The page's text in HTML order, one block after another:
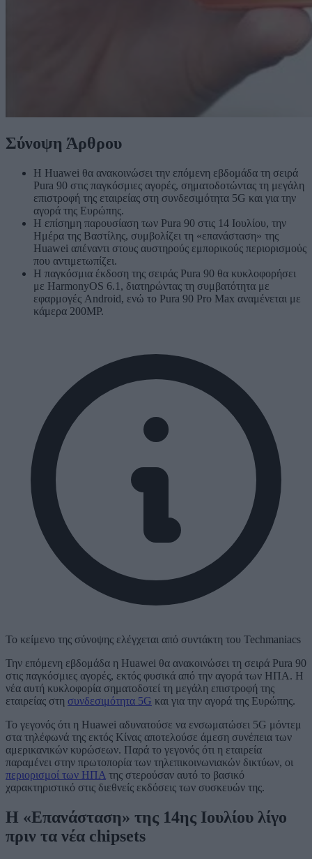
Σύνοψη Άρθρου
Η Huawei θα ανακοινώσει την επόμενη εβδομάδα τη σειρά
Pura 90 στις παγκόσμιες αγορές, σηματοδοτώντας τη μεγάλη
επιστροφή της εταιρείας στη συνδεσιμότητα 5G και για την
αγορά της Ευρώπης.
Η επίσημη παρουσίαση των Pura 90 στις 14 Ιουλίου, την
Ημέρα της Βαστίλης, συμβολίζει τη «επανάσταση» της
Huawei απέναντι στους αυστηρούς εμπορικούς περιορισμούς
που αντιμετωπίζει.
Η παγκόσμια έκδοση της σειράς Pura 90 θα κυκλοφορήσει
με HarmonyOS 6.1, διατηρώντας τη συμβατότητα με
εφαρμογές Android, ενώ το Pura 90 Pro Max αναμένεται με
κάμερα 200MP.
Το κείμενο της σύνοψης ελέγχεται από συντάκτη του Techmaniacs
Την επόμενη εβδομάδα η Huawei θα ανακοινώσει τη σειρά Pura 90
στις παγκόσμιες αγορές, εκτός φυσικά από την αγορά των ΗΠΑ. Η
νέα αυτή κυκλοφορία σηματοδοτεί τη μεγάλη επιστροφή της
εταιρείας στη συνδεσιμότητα 5G και για την αγορά της Ευρώπης.
Το γεγονός ότι η Huawei αδυνατούσε να ενσωματώσει 5G μόντεμ
στα τηλέφωνά της εκτός Κίνας αποτελούσε άμεση συνέπεια των
αμερικανικών κυρώσεων. Παρά το γεγονός ότι η εταιρεία
παραμένει στην πρωτοπορία των τηλεπικοινωνιακών δικτύων, οι
περιορισμοί των ΗΠΑ της στερούσαν αυτό το βασικό
χαρακτηριστικό στις διεθνείς εκδόσεις των συσκευών της.
Η «Επανάσταση» της 14ης Ιουλίου λίγο
πριν τα νέα chipsets